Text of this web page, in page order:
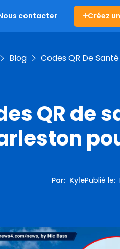
contacter Créez
Blog Codes QR De
QR de
Par: KylePublié le: